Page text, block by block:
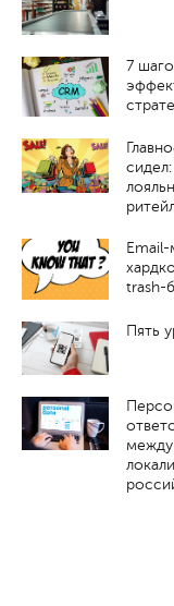
7
Email-
trash-
Пять